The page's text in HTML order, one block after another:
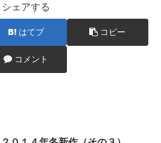
シェアする
はてブ コピー
コメント